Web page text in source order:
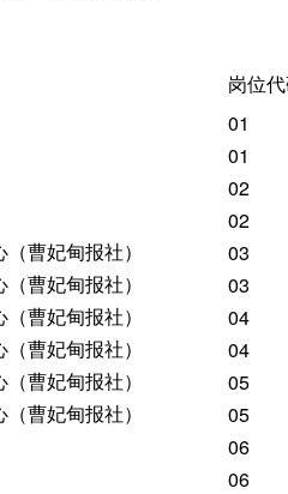
岗位
01
01
02
02
曹妃甸报社）
03
曹妃甸报社）
03
曹妃甸报社）
04
曹妃甸报社）
04
曹妃甸报社）
05
曹妃甸报社）
05
06
06